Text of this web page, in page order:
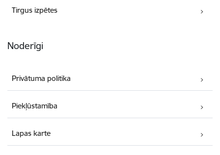
Tirgus izpētes
Noderīgi
Privātuma politika
Piekļūstamība
Lapas karte